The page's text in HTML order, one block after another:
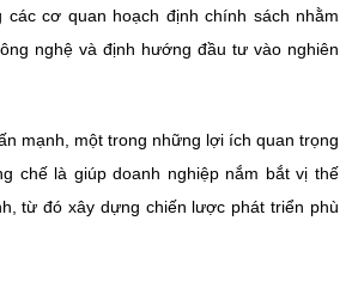
các cơ quan hoạch định chính sách nhằm
nghệ và định hướng đầu tư vào nghiên
mạnh, một trong những lợi ích quan trọng
chế là giúp doanh nghiệp nắm bắt vị thế
từ đó xây dựng chiến lược phát triển phù